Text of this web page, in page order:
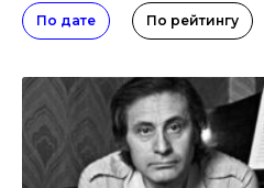
По дате По рейтингу